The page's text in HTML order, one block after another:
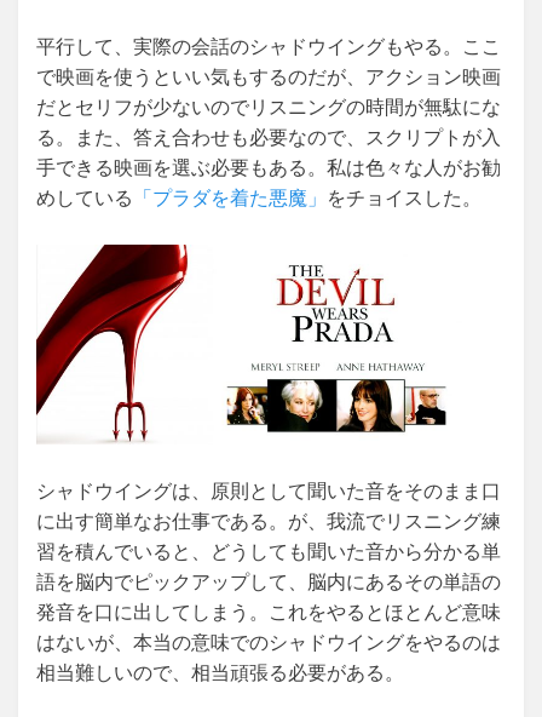
平行して、実際の会話のシャドウイングもやる。ここ
で映画を使うといい気もするのだが、アクション映画
だとセリフが少ないのでリスニングの時間が無駄にな
る。また、答え合わせも必要なので、スクリプトが入
手できる映画を選ぶ必要もある。私は色々な人がお勧
めしている
「プラダを着た悪魔」 をチョイスした。
シャドウイングは、原則として聞いた音をそのまま口
に出す簡単なお仕事である。が、我流でリスニング練
習を積んでいると、どうしても聞いた音から分かる単
語を脳内でピックアップして、脳内にあるその単語の
発音を口に出してしまう。これをやるとほとんど意味
はないが、本当の意味でのシャドウイングをやるのは
相当難しいので、相当頑張る必要がある。